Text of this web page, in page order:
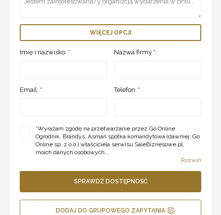
WIĘCEJ OPCJI
Imię i nazwisko: * Nazwa firmy *:
Email: * Telefon: *
*Wyrażam zgodę na przetwarzanie przez Go Online
Ogrodnik, Brandys, Asman spółka komandytowa (dawniej: Go
Online sp. z o.o.) właściciela serwisu SaleBiznesowe.pl,
moich danych osobowych...
Rozwiń
SPRAWDŹ DOSTĘPNOŚĆ
DODAJ DO GRUPOWEGO ZAPYTANIA